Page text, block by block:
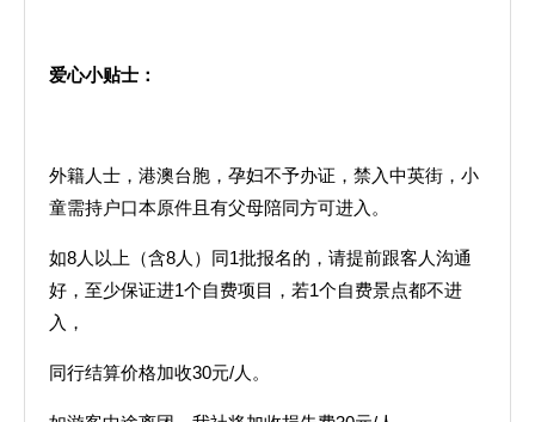
爱心小贴士：
外籍人士，港澳台胞，孕妇不予办证，禁入中英街，小
童需持户口本原件且有父母陪同方可进入。
如8人以上（含8人）同1批报名的，请提前跟客人沟通
好，至少保证进1个自费项目，若1个自费景点都不进
入，
同行结算价格加收30元/人。